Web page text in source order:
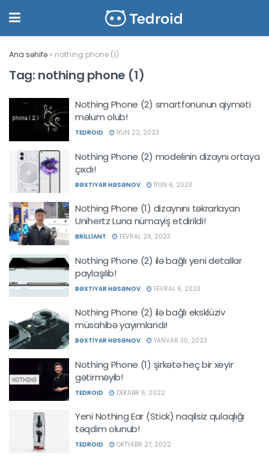
Ana səhifə » nothing phone (1)
Tag: nothing phone (1)
Nothing Phone (2) smartfonunun qiyməti
məlum olub!
TEDROID İYUN 22, 2023
Nothing Phone (2) modelinin dizaynı ortaya
çıxdı!
BƏXTIYAR HƏSƏNOV İYUN 6, 2023
Nothing Phone (1) dizaynını təkrarlayan
Unihertz Luna nümayiş etdirildi!
BRILLIANT FEVRAL 28, 2023
Nothing Phone (2) ilə bağlı yeni detallar
paylaşılıb!
BƏXTIYAR HƏSƏNOV FEVRAL 6, 2023
Nothing Phone (2) ilə bağlı eksklüziv
müsahibə yayımlandı!
BƏXTIYAR HƏSƏNOV YANVAR 30, 2023
Nothing Phone (1) şirkətə heç bir xeyir
gətirməyib!
TEDROID DEKABR 6, 2022
Yeni Nothing Ear (Stick) naqilsiz qulaqlığı
təqdim olunub!
TEDROID OKTYABR 27, 2022